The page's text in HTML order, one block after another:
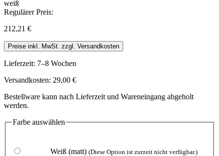
Regulärer Preis:
212,21 €
Preise inkl. MwSt. zzgl. Versandkosten
Lieferzeit: 7–8 Wochen
Versandkosten: 29,00 €
Bestellware kann nach Lieferzeit und Wareneingang abgeholt
werden.
Farbe auswählen
Weiß (matt) (Diese Option ist zurzeit nicht verfügbar.)